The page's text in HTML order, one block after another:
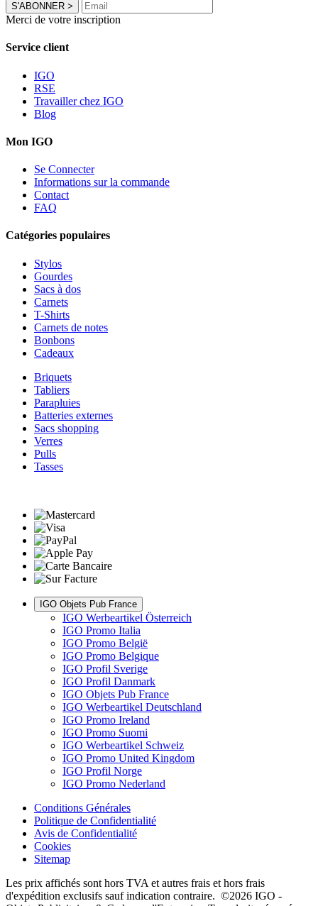
S'ABONNER >
Merci de votre inscription
Service client
IGO
RSE
Travailler chez IGO
Blog
Mon IGO
Se Connecter
Informations sur la commande
Contact
FAQ
Catégories populaires
Stylos
Gourdes
Sacs à dos
Carnets
T-Shirts
Carnets de notes
Bonbons
Cadeaux
Briquets
Tabliers
Parapluies
Batteries externes
Sacs shopping
Verres
Pulls
Tasses
IGO Objets Pub France
IGO Werbeartikel Österreich
IGO Promo Italia
IGO Promo België
IGO Promo Belgique
IGO Profil Sverige
IGO Profil Danmark
IGO Objets Pub France
IGO Werbeartikel Deutschland
IGO Promo Ireland
IGO Promo Suomi
IGO Werbeartikel Schweiz
IGO Promo United Kingdom
IGO Profil Norge
IGO Promo Nederland
Conditions Générales
Politique de Confidentialité
Avis de Confidentialité
Cookies
Sitemap
Les prix affichés sont hors TVA et autres frais et hors frais
d'expédition exclusifs sauf indication contraire. ©2026 IGO -